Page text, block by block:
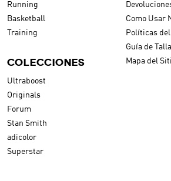
Running
Basketball
Training
COLECCIONES
Ultraboost
Originals
Forum
Stan Smith
adicolor
Superstar
Como Usar
Políticas
Guía de
Mapa del